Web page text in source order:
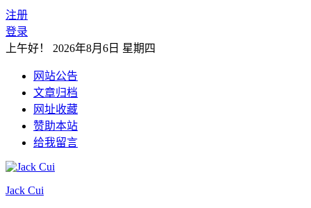
注册
登录
上午好！ 2026年8月6日 星期四
网站公告
文章归档
网址收藏
赞助本站
给我留言
Jack Cui